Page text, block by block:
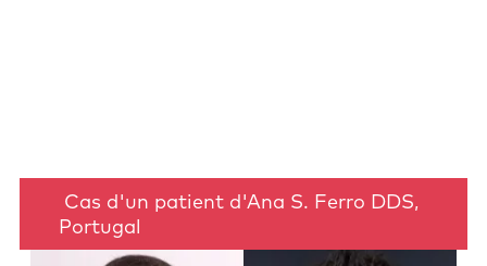
Cas d'un patient d'Ana S. Ferro DDS,
Portugal